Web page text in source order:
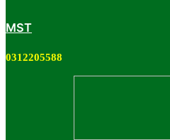
MST
0312205588